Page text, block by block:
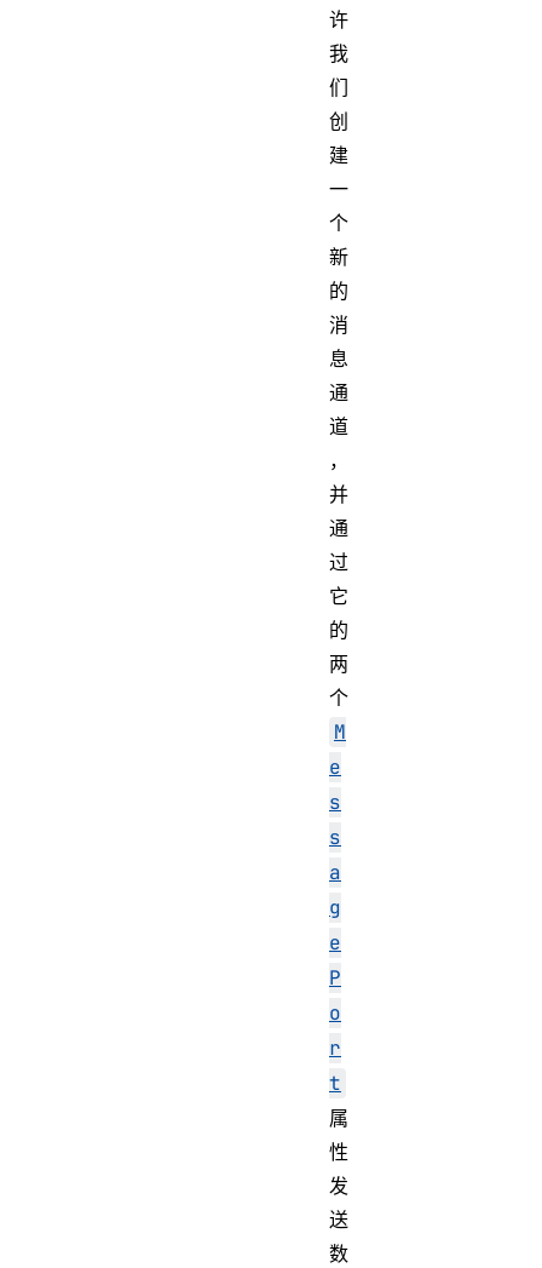
许
我
们
创
建
一
个
新
的
消
息
通
道
，
并
通
过
它
的
两
个
M
e
s
s
a
g
e
P
o
r
t
属
性
发
送
数